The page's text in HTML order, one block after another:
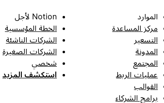
الموارد
مركز المساعدة
التسعير
المدونة
المجتمع
عمليات الربط
القوالب
برامج الشركاء
Notion لأجل
الخطة المؤسسية
الشركات الناشئة
الشركات الصغيرة
شخصي
استكشف المزيد